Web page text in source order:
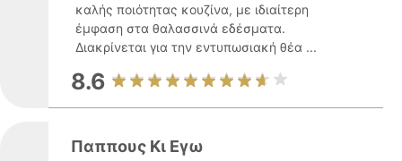
καλής ποιότητας κουζίνα, με ιδιαίτερη
έμφαση στα θαλασσινά εδέσματα.
Διακρίνεται για την εντυπωσιακή θέα ...
8.6
Παππους Κι Εγω